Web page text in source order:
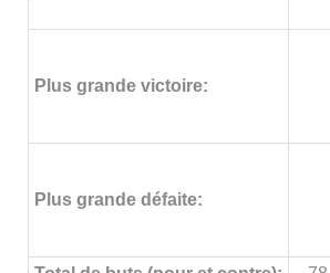
Plus grande victoire:
Plus grande défaite: